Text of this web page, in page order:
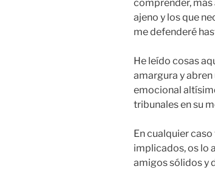
comprender, más
ajeno y los que
me defenderé
He leído cosas
amargura y
emocional
tribunales en su
En cualquier
implicados, os lo
amigos sólidos y